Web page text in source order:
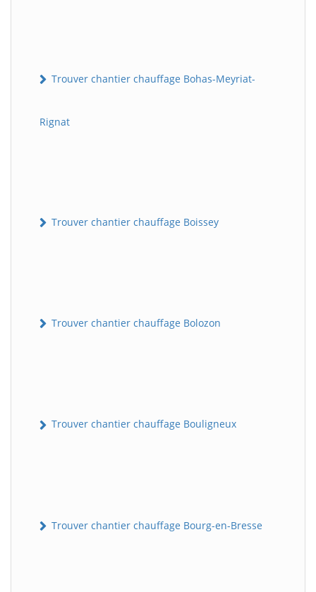
Trouver chantier chauffage Bohas-Meyriat-
Rignat
Trouver chantier chauffage Boissey
Trouver chantier chauffage Bolozon
Trouver chantier chauffage Bouligneux
Trouver chantier chauffage Bourg-en-Bresse